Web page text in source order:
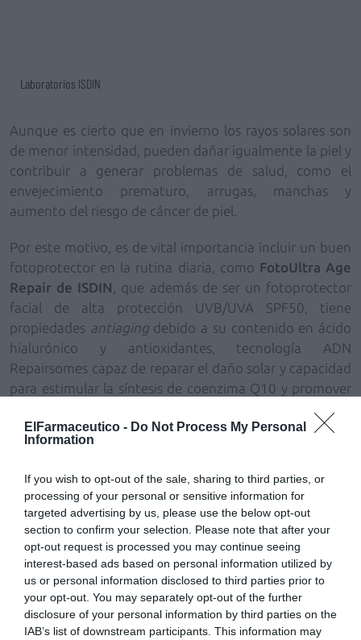
ElFarmaceutico - Do Not Process My Personal
Information
If you wish to opt-out of the sale, sharing to third parties, or
processing of your personal or sensitive information for
targeted advertising by us, please use the below opt-out
section to confirm your selection. Please note that after your
opt-out request is processed you may continue seeing
interest-based ads based on personal information utilized by
us or personal information disclosed to third parties prior to
your opt-out. You may separately opt-out of the further
disclosure of your personal information by third parties on the
IAB’s list of downstream participants. This information may
Laboratorios ISDIN
Aunque es cierto que en invierno los rayos solares son
de menor intensidad, pueden dañar igualmente la piel y
contribuir a generar problemas de salud, como el
envejecimiento prematuro, arrugas, manchas y
aumento del riesgo de cáncer de piel.
Por este motivo, es de vital importancia incluir un buen
fotoprotector en la rutina diaria, como FotoUltra Age
Repair de ISDIN
, que además de ser un fotoprotector
facial de alta protección UVB/UVA SPF50, tiene
propiedades antiagingdebido a su contenido en ácido
hialurónico y antioxidantes, tecnología ADN
Repairsomes capaz de reparar el daño solar y capacidad
para estimular la síntesis de coenzima Q10 y promover
FotoUltra Age Repair
unifica el tono, disimula imperfecciones y proporciona
un efecto buena cara inmediato.
AñadirEl Farmacéutico como fuente preferida
de Google de forma gratuita
Mantente informado con las últimas noticias de actualidad.
ACTIVAR AHORA